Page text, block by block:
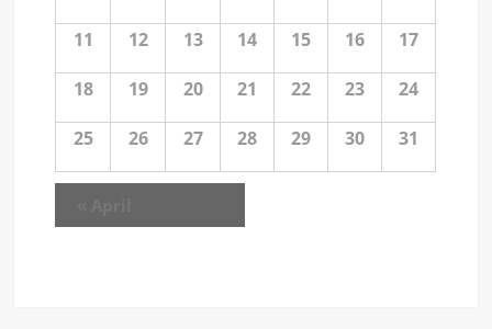
11 12 13 14 15 16 17
18 19 20 21 22 23 24
25 26 27 28 29 30 31